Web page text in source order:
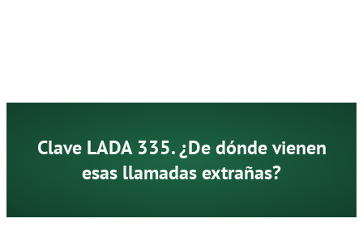
Clave LADA 335. ¿De dónde vienen
esas llamadas extrañas?